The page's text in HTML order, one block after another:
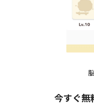
今すぐ無